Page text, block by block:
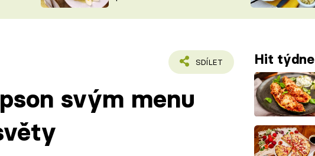
VYCHYTÁVKY
ŠÉFREDAKTORKY
ČASOPIS
SDÍLET Hit týdne
svým menu